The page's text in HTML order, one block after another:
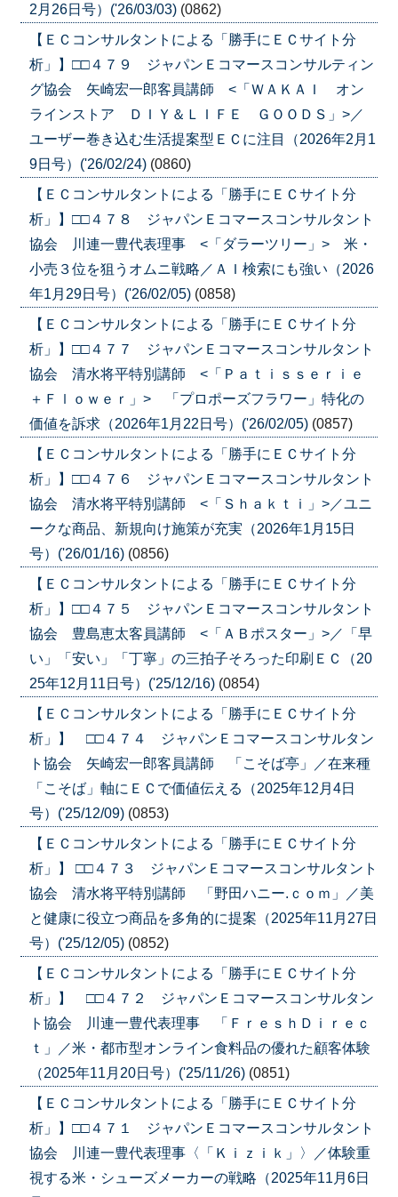
2月26日号）('26/03/03) (0862)
【ＥＣコンサルタントによる「勝手にＥＣサイト分
析」】□□４７９ ジャパンＥコマースコンサルティン
グ協会 矢崎宏一郎客員講師 <「ＷＡＫＡＩ オン
ラインストア ＤＩＹ＆ＬＩＦＥ ＧＯＯＤＳ」>／
ユーザー巻き込む生活提案型ＥＣに注目（2026年2月1
9日号）('26/02/24) (0860)
【ＥＣコンサルタントによる「勝手にＥＣサイト分
析」】□□４７８ ジャパンＥコマースコンサルタント
協会 川連一豊代表理事 <「ダラーツリー」> 米・
小売３位を狙うオムニ戦略／ＡＩ検索にも強い（2026
年1月29日号）('26/02/05) (0858)
【ＥＣコンサルタントによる「勝手にＥＣサイト分
析」】□□４７７ ジャパンＥコマースコンサルタント
協会 清水将平特別講師 <「Ｐａｔｉｓｓｅｒｉｅ
＋Ｆｌｏｗｅｒ」> 「プロポーズフラワー」特化の
価値を訴求（2026年1月22日号）('26/02/05) (0857)
【ＥＣコンサルタントによる「勝手にＥＣサイト分
析」】□□４７６ ジャパンＥコマースコンサルタント
協会 清水将平特別講師 <「Ｓｈａｋｔｉ」>／ユニ
ークな商品、新規向け施策が充実（2026年1月15日
号）('26/01/16) (0856)
【ＥＣコンサルタントによる「勝手にＥＣサイト分
析」】□□４７５ ジャパンＥコマースコンサルタント
協会 豊島恵太客員講師 <「ＡＢポスター」>／「早
い」「安い」「丁寧」の三拍子そろった印刷ＥＣ（20
25年12月11日号）('25/12/16) (0854)
【ＥＣコンサルタントによる「勝手にＥＣサイト分
析」】 □□４７４ ジャパンＥコマースコンサルタン
ト協会 矢崎宏一郎客員講師 「こそば亭」／在来種
「こそば」軸にＥＣで価値伝える（2025年12月4日
号）('25/12/09) (0853)
【ＥＣコンサルタントによる「勝手にＥＣサイト分
析」】 □□４７３ ジャパンＥコマースコンサルタント
協会 清水将平特別講師 「野田ハニー.ｃｏｍ」／美
と健康に役立つ商品を多角的に提案（2025年11月27日
号）('25/12/05) (0852)
【ＥＣコンサルタントによる「勝手にＥＣサイト分
析」】 □□４７２ ジャパンＥコマースコンサルタン
ト協会 川連一豊代表理事 「ＦｒｅｓｈＤｉｒｅｃ
ｔ」／米・都市型オンライン食料品の優れた顧客体験
（2025年11月20日号）('25/11/26) (0851)
【ＥＣコンサルタントによる「勝手にＥＣサイト分
析」】□□４７１ ジャパンＥコマースコンサルタント
協会 川連一豊代表理事〈「Ｋｉｚｉｋ」〉／体験重
視する米・シューズメーカーの戦略（2025年11月6日